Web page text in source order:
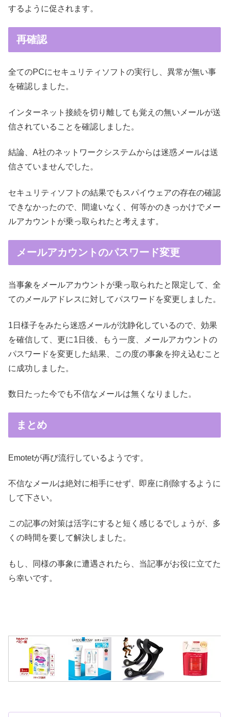
するように促されます。
再確認
全てのPCにセキュリティソフトの実行し、異常が無い事
を確認しました。
インターネット接続を切り離しても覚えの無いメールが送
信されていることを確認しました。
結論、A社のネットワークシステムからは迷惑メールは送
信さていませんでした。
セキュリティソフトの結果でもスパイウェアの存在の確認
できなかったので、間違いなく、何等かのきっかけでメー
ルアカウントが乗っ取られたと考えます。
メールアカウントのパスワード変更
当事象をメールアカウントが乗っ取られたと限定して、全
てのメールアドレスに対してパスワードを変更しました。
1日様子をみたら迷惑メールが沈静化しているので、効果
を確信して、更に1日後、もう一度、メールアカウントの
パスワードを変更した結果、この度の事象を抑え込むこと
に成功しました。
数日たった今でも不信なメールは無くなりました。
まとめ
Emotetが再び流行しているようです。
不信なメールは絶対に相手にせず、即座に削除するように
して下さい。
この記事の対策は活字にすると短く感じるでしょうが、多
くの時間を要して解決しました。
もし、同様の事象に遭遇されたら、当記事がお役に立てた
ら幸いです。